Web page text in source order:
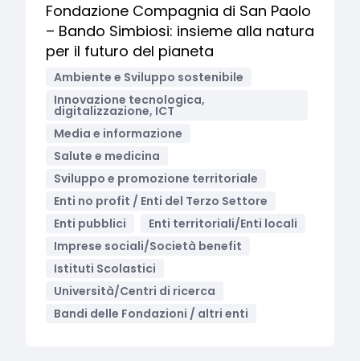
Fondazione Compagnia di San Paolo
– Bando Simbiosi: insieme alla natura
per il futuro del pianeta
Ambiente e Sviluppo sostenibile
Innovazione tecnologica,
digitalizzazione, ICT
Media e informazione
Salute e medicina
Sviluppo e promozione territoriale
Enti no profit / Enti del Terzo Settore
Enti pubblici
Enti territoriali/Enti locali
Imprese sociali/Società benefit
Istituti Scolastici
Università/Centri di ricerca
Bandi delle Fondazioni / altri enti